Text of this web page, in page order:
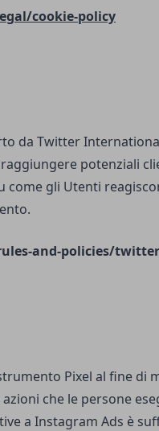
cookie-policy
da Twitter
potenziali
come gli Utenti
and-policies/
Pixel al fine di
che le persone
a Instagram Ads è